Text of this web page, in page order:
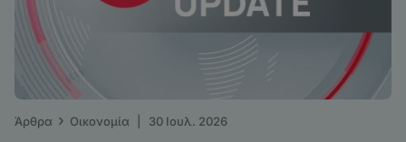
Άρθρα › Οικονομία 30 Ιουλ. 2026